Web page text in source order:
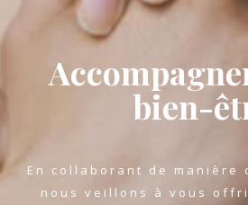
bien-
En collaborant de manière
nous veillons à vous